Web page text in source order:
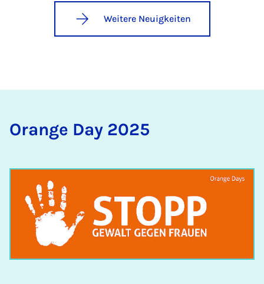
Weitere Neuigkeiten
Oran­ge Day 2025